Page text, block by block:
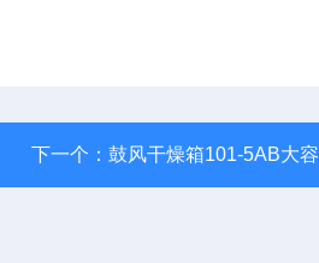
下一个： 鼓风干燥箱101-5AB大